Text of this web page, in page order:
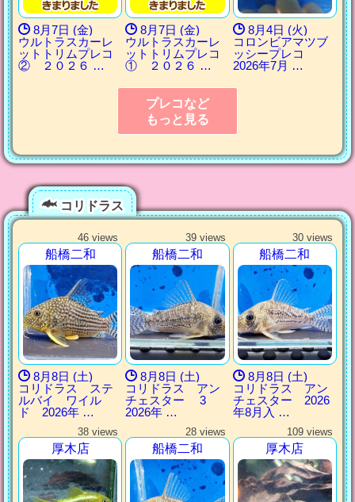
8月7日 (金)
ウルトラスカーレ
ットトリムプレコ
② ２０２６ …
8月7日 (金)
ウルトラスカーレ
ットトリムプレコ
① ２０２６ …
8月4日 (火)
コロンビアマツブ
ッシープレコ
2026年7月 …
プレコなど
もっと見る
コリドラス
46 views
船橋二和
8月8日 (土)
コリドラス ステ
ルバイ ワイル
ド 2026年 …
39 views
船橋二和
8月8日 (土)
コリドラス アン
チェスター 3
2026年 …
30 views
船橋二和
8月8日 (土)
コリドラス アン
チェスター 2026
年8月入 …
38 views
厚木店
28 views
船橋二和
109 views
厚木店